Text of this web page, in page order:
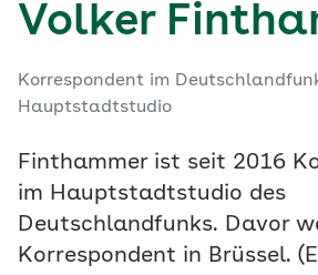
Volker
Korrespondent im
Hauptstadtstudio
Finthammer ist seit 2016
im Hauptstadtstudio des
Deutschlandfunks. Davor
Korrespondent in Brüssel.